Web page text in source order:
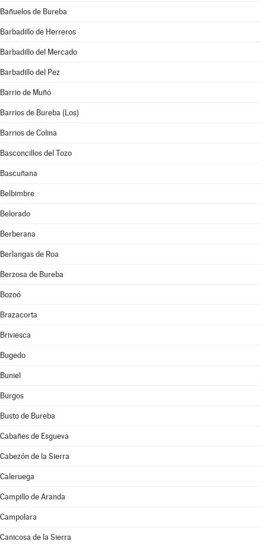
Bañuelos de Bureba
Barbadillo de Herreros
Barbadillo del Mercado
Barbadillo del Pez
Barrio de Muñó
Barrios de Bureba (Los)
Barrios de Colina
Basconcillos del Tozo
Bascuñana
Belbimbre
Belorado
Berberana
Berlangas de Roa
Berzosa de Bureba
Bozoó
Brazacorta
Briviesca
Bugedo
Buniel
Burgos
Busto de Bureba
Cabañes de Esgueva
Cabezón de la Sierra
Caleruega
Campillo de Aranda
Campolara
Canicosa de la Sierra